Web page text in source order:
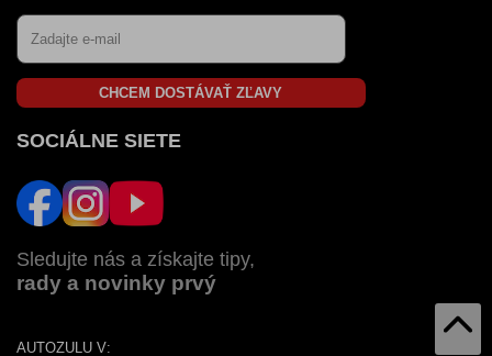
CHCEM DOSTÁVAŤ ZĽAVY
SOCIÁLNE SIETE
Sledujte nás a získajte tipy,
rady a novinky prvý
AUTOZULU V: